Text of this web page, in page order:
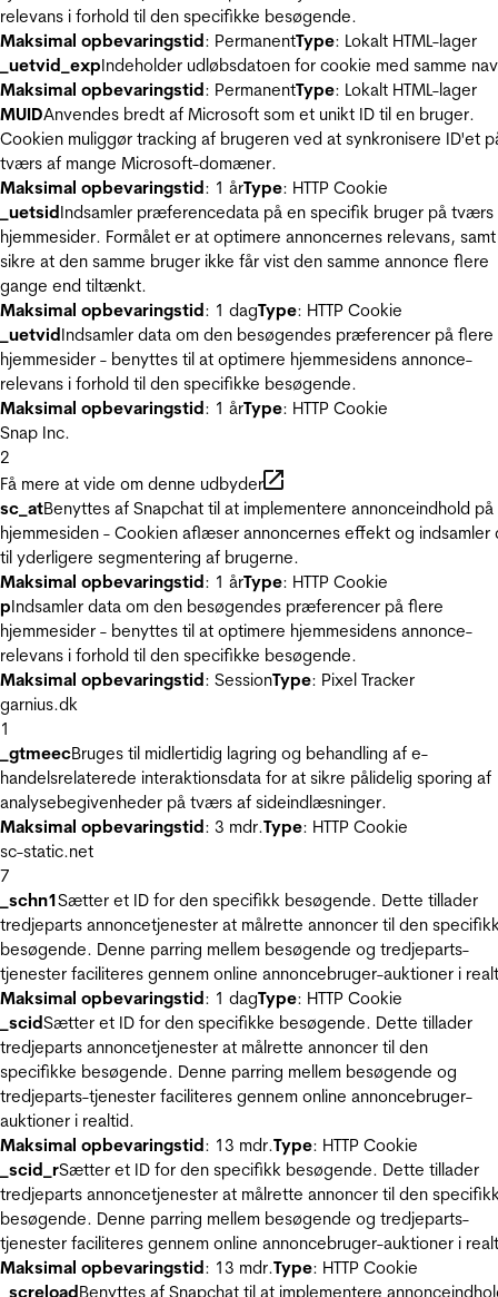
relevans i forhold til den specifikke besøgende.
Maksimal opbevaringstid: PermanentType: Lokalt HTML-lager
_uetvid_expIndeholder udløbsdatoen for cookie med samme
Maksimal opbevaringstid: PermanentType: Lokalt HTML-lager
MUIDAnvendes bredt af Microsoft som et unikt ID til en bruger.
Cookien muliggør tracking af brugeren ved at synkronisere ID'et
tværs af mange Microsoft-domæner.
Maksimal opbevaringstid: 1 årType: HTTP Cookie
_uetsidIndsamler præferencedata på en specifik bruger på tværs
hjemmesider. Formålet er at optimere annoncernes relevans, samt
sikre at den samme bruger ikke får vist den samme annonce flere
gange end tiltænkt.
Maksimal opbevaringstid: 1 dagType: HTTP Cookie
_uetvidIndsamler data om den besøgendes præferencer på flere
hjemmesider - benyttes til at optimere hjemmesidens annonce-
relevans i forhold til den specifikke besøgende.
Maksimal opbevaringstid: 1 årType: HTTP Cookie
Snap Inc.
2
Få mere at vide om denne udbyder
sc_atBenyttes af Snapchat til at implementere annonceindhold på
hjemmesiden - Cookien aflæser annoncernes effekt og indsamler
til yderligere segmentering af brugerne.
Maksimal opbevaringstid: 1 årType: HTTP Cookie
pIndsamler data om den besøgendes præferencer på flere
hjemmesider - benyttes til at optimere hjemmesidens annonce-
relevans i forhold til den specifikke besøgende.
Maksimal opbevaringstid: SessionType: Pixel Tracker
garnius.dk
1
_gtmeecBruges til midlertidig lagring og behandling af e-
handelsrelaterede interaktionsdata for at sikre pålidelig sporing af
analysebegivenheder på tværs af sideindlæsninger.
Maksimal opbevaringstid: 3 mdr.Type: HTTP Cookie
sc-static.net
7
_schn1Sætter et ID for den specifikk besøgende. Dette tillader
tredjeparts annoncetjenester at målrette annoncer til den
besøgende. Denne parring mellem besøgende og tredjeparts-
tjenester faciliteres gennem online annoncebruger-auktioner i
Maksimal opbevaringstid: 1 dagType: HTTP Cookie
_scidSætter et ID for den specifikke besøgende. Dette tillader
tredjeparts annoncetjenester at målrette annoncer til den
specifikke besøgende. Denne parring mellem besøgende og
tredjeparts-tjenester faciliteres gennem online annoncebruger-
auktioner i realtid.
Maksimal opbevaringstid: 13 mdr.Type: HTTP Cookie
_scid_rSætter et ID for den specifikk besøgende. Dette tillader
tredjeparts annoncetjenester at målrette annoncer til den
besøgende. Denne parring mellem besøgende og tredjeparts-
tjenester faciliteres gennem online annoncebruger-auktioner i
Maksimal opbevaringstid: 13 mdr.Type: HTTP Cookie
_screloadBenyttes af Snapchat til at implementere